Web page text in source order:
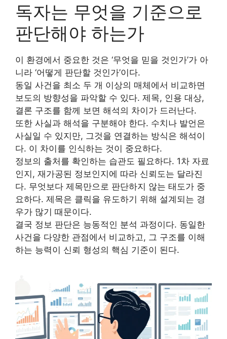
독자는 무엇을 기준으로
판단해야 하는가
이 환경에서 중요한 것은 ‘무엇을 믿을 것인가’가 아
니라 ‘어떻게 판단할 것인가’이다.
동일 사건을 최소 두 개 이상의 매체에서 비교하면
보도의 방향성을 파악할 수 있다. 제목, 인용 대상,
결론 구조를 함께 보면 해석의 차이가 드러난다.
또한 사실과 해석을 구분해야 한다. 수치나 발언은
사실일 수 있지만, 그것을 연결하는 방식은 해석이
다. 이 차이를 인식하는 것이 중요하다.
정보의 출처를 확인하는 습관도 필요하다. 1차 자료
인지, 재가공된 정보인지에 따라 신뢰도는 달라진
다. 무엇보다 제목만으로 판단하지 않는 태도가 중
요하다. 제목은 클릭을 유도하기 위해 설계되는 경
우가 많기 때문이다.
결국 정보 판단은 능동적인 분석 과정이다. 동일한
사건을 다양한 관점에서 비교하고, 그 구조를 이해
하는 능력이 신뢰 형성의 핵심 기준이 된다.